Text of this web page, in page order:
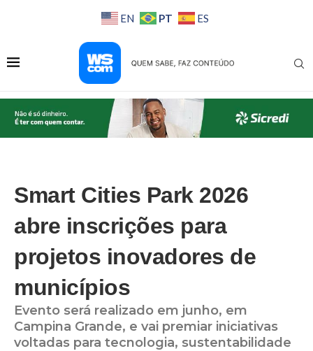
EN PT ES
Smart Cities Park 2026
abre inscrições para
projetos inovadores de
municípios
Evento será realizado em junho, em
Campina Grande, e vai premiar iniciativas
voltadas para tecnologia, sustentabilidade